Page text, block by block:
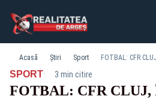
Acasă Știri Sport
SPORT· 3 min citire
FOTBAL: CFR CLUJ,